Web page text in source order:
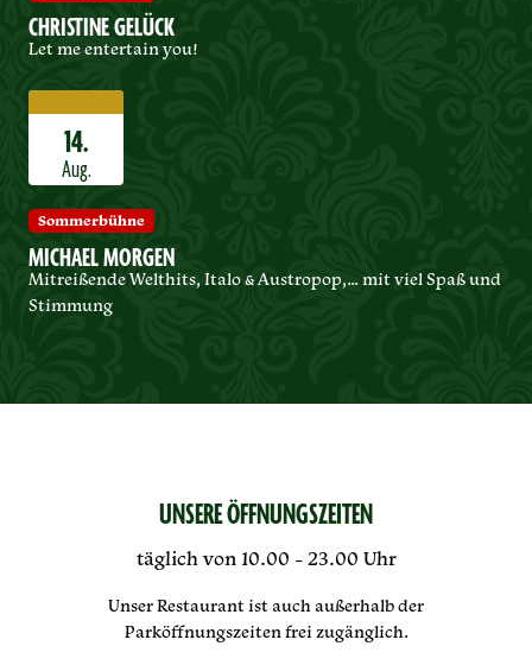
CHRISTINE GELÜCK
Let me entertain you!
14.
Aug.
Sommerbühne
MICHAEL MORGEN
Mitreißende Welthits, Italo & Austropop,… mit viel Spaß und
Stimmung
UNSERE ÖFFNUNGSZEITEN
täglich von 10.00 - 23.00 Uhr
Unser Restaurant ist auch außerhalb der
Parköffnungszeiten frei zugänglich.